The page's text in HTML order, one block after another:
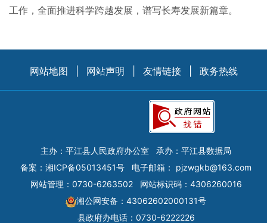
工作，全面推进科学跨越发展，谱写长寿发展新篇章。
网站地图 网站声明 友情链接 政务热线
主办：平江县人民政府办公室
承办：平江县数据局
备案： 湘ICP备05013451号 电子邮箱： pjzwgkb@163.com
网站管理：0730-6263502
网站标识码：4306260016
湘公网安备：43062602000131号
县政府办电话：0730-6222226